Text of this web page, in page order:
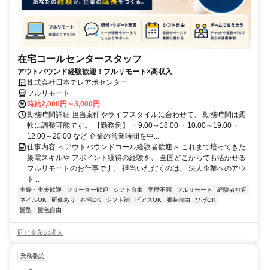
在宅コールセンタースタッフ
アウトバウンド経験歓迎！フルリモート×高収入
株式会社日本テレアポセンター
フルリモート
時給2,000円～3,000円
勤務時間詳細 担当案件やライフスタイルに合わせて、 勤務時間は柔
軟に調整可能です。 【勤務例】 ・9:00～18:00 ・10:00～19:00 ・
12:00～20:00 など 企業の営業時間を中...
仕事内容 ＜アウトバウンドコール経験者歓迎＞ これまで培ってきた
架電スキルや アポイント獲得の経験を、 全国どこからでも活かせる
フルリモートのお仕事です。 担当いただくのは、 法人企業へのアウ
ト...
主婦・主夫歓迎 フリーター歓迎 シフト自由 学歴不問 フルリモート
経験者歓迎
ネイルOK
研修あり 在宅OK シフト制 ピアスOK 服装自由
ひげOK
髪型・髪色自由
同じ企業の求人
業務委託